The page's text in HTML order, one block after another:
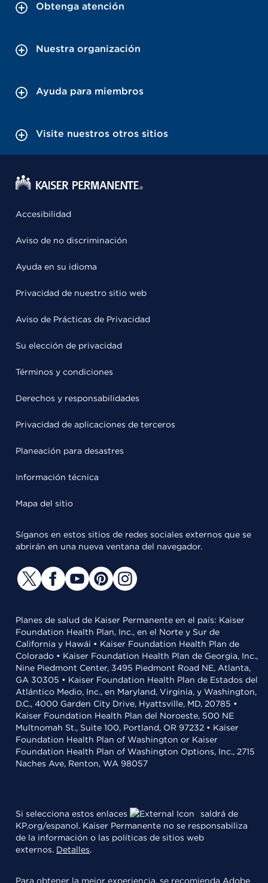
Obtenga atención
Nuestra organización
Ayuda para miembros
Visite nuestros otros sitios
Accesibilidad
Aviso de no discriminación
Ayuda en su idioma
Privacidad de nuestro sitio web
Aviso de Prácticas de Privacidad
Su elección de privacidad
Términos y condiciones
Derechos y responsabilidades
Privacidad de aplicaciones de terceros
Planeación para desastres
Información técnica
Mapa del sitio
Síganos en estos sitios de redes sociales externos que se
abrirán en una nueva ventana del navegador.
Planes de salud de Kaiser Permanente en el país: Kaiser
Foundation Health Plan, Inc., en el Norte y Sur de
California y Hawái • Kaiser Foundation Health Plan de
Colorado • Kaiser Foundation Health Plan de Georgia, Inc.,
Nine Piedmont Center, 3495 Piedmont Road NE, Atlanta,
GA 30305 • Kaiser Foundation Health Plan de Estados del
Atlántico Medio, Inc., en Maryland, Virginia, y Washington,
D.C., 4000 Garden City Drive, Hyattsville, MD, 20785 •
Kaiser Foundation Health Plan del Noroeste, 500 NE
Multnomah St., Suite 100, Portland, OR 97232 • Kaiser
Foundation Health Plan of Washington or Kaiser
Foundation Health Plan of Washington Options, Inc., 2715
Naches Ave, Renton, WA 98057
Si selecciona estos enlaces
saldrá de
KP.org/espanol. Kaiser Permanente no se responsabiliza
de la información o las políticas de sitios web
externos. Detalles.
Para obtener la mejor experiencia, se recomienda Adobe